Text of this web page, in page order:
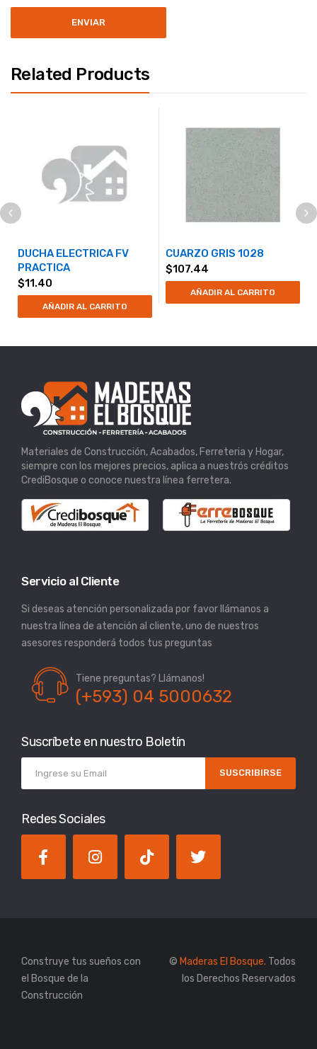
Related Products
DUCHA ELECTRICA FV
PRACTICA
$11.40
AÑADIR AL CARRITO
CUARZO GRIS 1028
$107.44
AÑADIR AL CARRITO
Materiales de Construcción, Acabados, Ferreteria y Hogar,
siempre con los mejores precios, aplica a nuestrós créditos
CrediBosque o conoce nuestra línea ferretera.
Servicio al Cliente
Si deseas atención personalizada por favor llámanos a
nuestra línea de atención al cliente, uno de nuestros
asesores responderá todos tus preguntas
Tiene preguntas? Llámanos!
(+593) 04 5000632
Suscríbete en nuestro Boletín
SUSCRIBIRSE
Redes Sociales
Construye tus sueños con
el Bosque de la
Construcción
© Maderas El Bosque. Todos
los Derechos Reservados